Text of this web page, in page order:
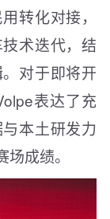
转化对接，
术迭代，结
对于即将开
表达了充
本土研发力
成绩。